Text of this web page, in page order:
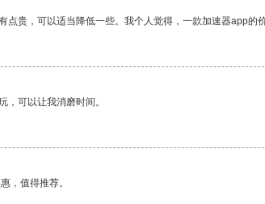
点贵，可以适当降低一些。我个人觉得，一款加速器app的
，可以让我消磨时间。
，值得推荐。